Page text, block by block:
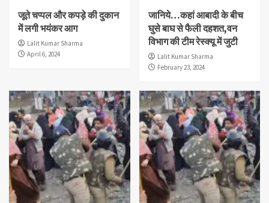
जूते चप्पल और कपड़े की दुकान
में लगी भयंकर आग
Lalit Kumar Sharma
April 6, 2024
जानिये…कहां आबादी के बीच
घुसे बाघ से फैली दहशत,वन
विभाग की टीम रेस्क्यू में जुटी
Lalit Kumar Sharma
February 23, 2024